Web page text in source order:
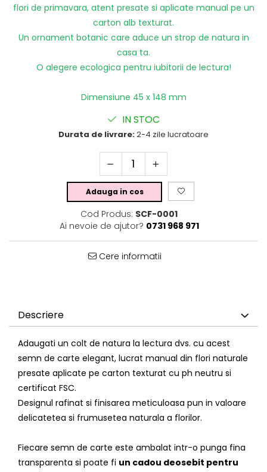
flori de primavara, atent presate si aplicate manual pe un
carton alb texturat.
Un ornament botanic care aduce un strop de natura in
casa ta.
O alegere ecologica pentru iubitorii de lectura!
Dimensiune 45 x 148 mm
IN STOC
Durata de livrare:2-4 zile lucratoare
Adauga in cos
Cod Produs: SCF-0001
Ai nevoie de ajutor? 0731 968 971
Cere informatii
Descriere
Adaugati un colt de natura la lectura dvs. cu acest
semn de carte elegant, lucrat manual din flori naturale
presate aplicate pe carton texturat cu ph neutru si
certificat FSC.
Designul rafinat si finisarea meticuloasa pun in valoare
delicatetea si frumusetea naturala a florilor.
Fiecare semn de carte este ambalat intr-o punga fina
transparenta si poate fi un cadou deosebit pentru